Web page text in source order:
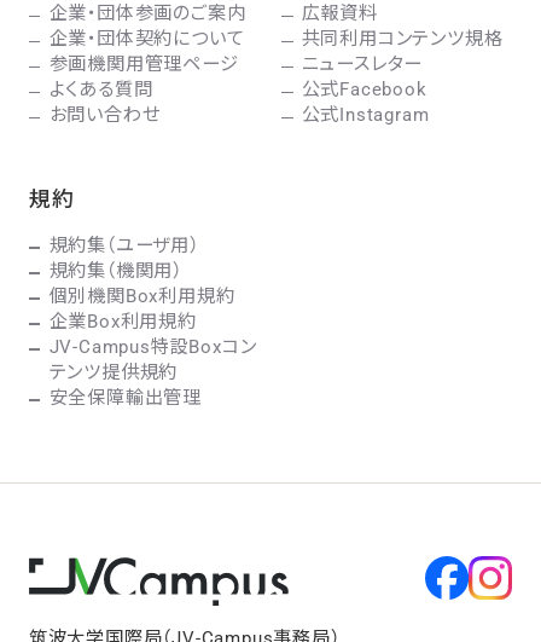
企業・団体参画のご案内
企業・団体契約について
参画機関用管理ページ
よくある質問
お問い合わせ
広報資料
共同利用コンテンツ規格
ニュースレター
公式Facebook
公式Instagram
規約
規約集（ユーザ用）
規約集（機関用）
個別機関Box利用規約
企業Box利用規約
JV-Campus特設Boxコン
テンツ提供規約
安全保障輸出管理